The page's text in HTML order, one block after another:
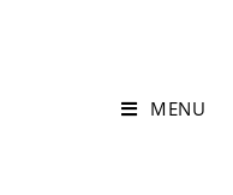
MENU